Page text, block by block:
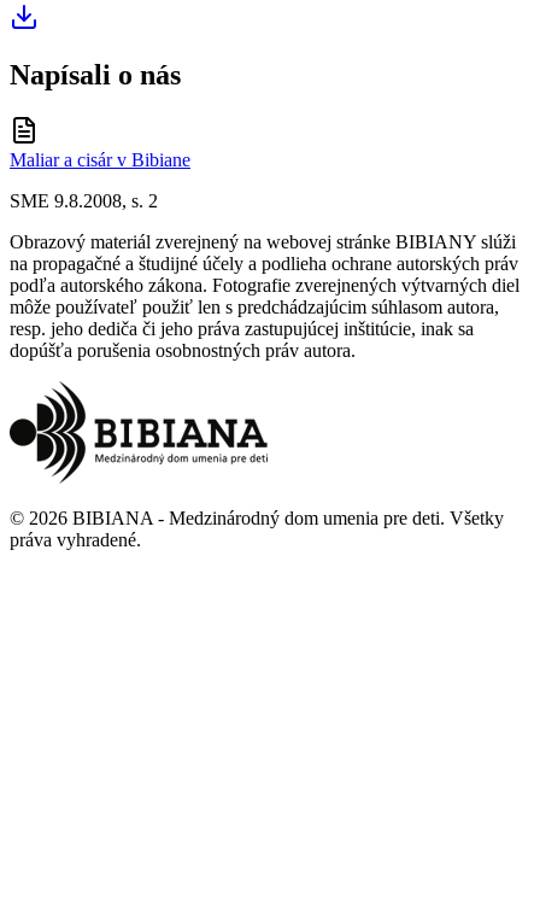
Napísali o nás
Maliar a cisár v Bibiane
SME 9.8.2008, s. 2
Obrazový materiál zverejnený na webovej stránke BIBIANY slúži
na propagačné a študijné účely a podlieha ochrane autorských práv
podľa autorského zákona. Fotografie zverejnených výtvarných diel
môže používateľ použiť len s predchádzajúcim súhlasom autora,
resp. jeho dediča či jeho práva zastupujúcej inštitúcie, inak sa
dopúšťa porušenia osobnostných práv autora.
© 2026 BIBIANA - Medzinárodný dom umenia pre deti. Všetky
práva vyhradené.